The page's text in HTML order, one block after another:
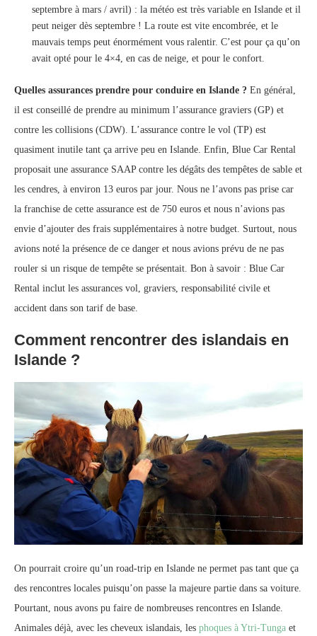
septembre à mars / avril) : la météo est très variable en Islande et il
peut neiger dès septembre ! La route est vite encombrée, et le
mauvais temps peut énormément vous ralentir. C’est pour ça qu’on
avait opté pour le 4×4, en cas de neige, et pour le confort.
Quelles assurances prendre pour conduire en Islande ? En général,
il est conseillé de prendre au minimum l’assurance graviers (GP) et
contre les collisions (CDW). L’assurance contre le vol (TP) est
quasiment inutile tant ça arrive peu en Islande. Enfin, Blue Car Rental
proposait une assurance SAAP contre les dégâts des tempêtes de sable et
les cendres, à environ 13 euros par jour. Nous ne l’avons pas prise car
la franchise de cette assurance est de 750 euros et nous n’avions pas
envie d’ajouter des frais supplémentaires à notre budget. Surtout, nous
avions noté la présence de ce danger et nous avions prévu de ne pas
rouler si un risque de tempête se présentait. Bon à savoir : Blue Car
Rental inclut les assurances vol, graviers, responsabilité civile et
accident dans son tarif de base.
Comment rencontrer des islandais en
Islande ?
On pourrait croire qu’un road-trip en Islande ne permet pas tant que ça
des rencontres locales puisqu’on passe la majeure partie dans sa voiture.
Pourtant, nous avons pu faire de nombreuses rencontres en Islande.
Animales déjà, avec les cheveux islandais, les phoques à Ytri-Tunga et